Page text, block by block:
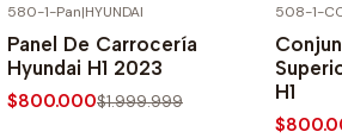
580-1-Pan|HYUNDAI
Panel De Carrocería
Hyundai H1 2023
$800.000$1.999.999
508-1-
H1